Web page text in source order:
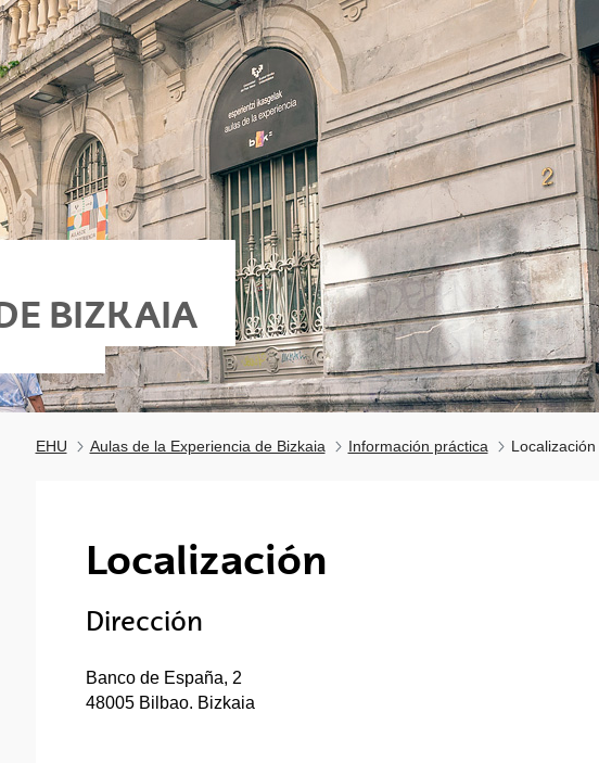
BIZKAIA
ocultar subpáginas
ocultar subpáginas
ocultar subpáginas
EHU Aulas de la Experiencia de Bizkaia Información práctica Localización
Localización
Dirección
Banco de España, 2
48005 Bilbao. Bizkaia